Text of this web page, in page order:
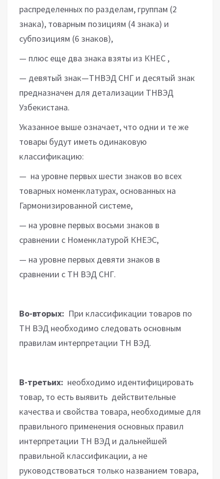
распределенных по разделам, группам (2
знака), товарным позициям (4 знака) и
субпозициям (6 знаков),
— плюс еще два знака взяты из КНЕС ,
— девятый знак—ТНВЭД СНГ и десятый знак
предназначен для детализации ТНВЭД
Узбекистана.
Указанное выше означает, что одни и те же
товары будут иметь одинаковую
классификацию:
— на уровне первых шести знаков во всех
товарных номенклатурах, основанных на
Гармонизированной системе,
— на уровне первых восьми знаков в
сравнении с Номенклатурой КНЕЭС,
— на уровне первых девяти знаков в
сравнении с ТН ВЭД СНГ.
Во-вторых: При классификации товаров по
ТН ВЭД необходимо следовать основным
правилам интерпретации ТН ВЭД.
В-третьих: необходимо идентифицировать
товар, то есть выявить действительные
качества и свойства товара, необходимые для
правильного применения основных правил
интерпретации ТН ВЭД и дальнейшей
правильной классификации, а не
руководствоваться только названием товара,